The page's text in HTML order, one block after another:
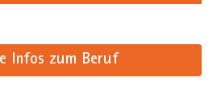
Infos zum Beruf